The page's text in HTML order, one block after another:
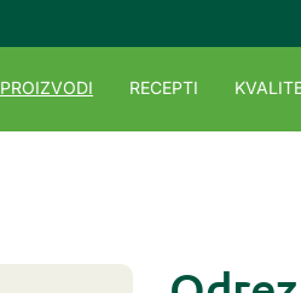
PROIZVODI RECEPTI